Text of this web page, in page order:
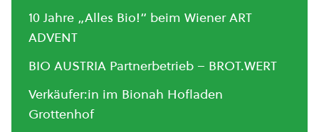
10 Jahre „Alles Bio!“ beim Wiener ART
ADVENT
BIO AUSTRIA Partnerbetrieb – BROT.WERT
Verkäufer:in im Bionah Hofladen
Grottenhof